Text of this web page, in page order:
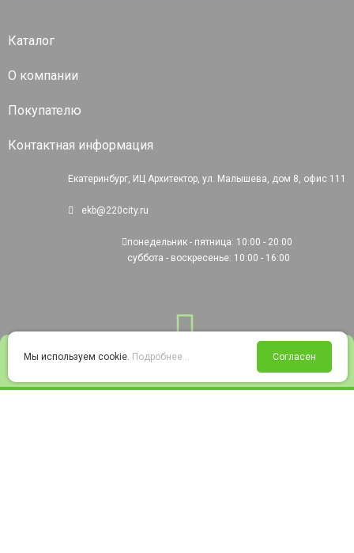
Войти Избранное Корзина
Каталог
О компании
Покупателю
Контактная информация
Екатеринбург, ИЦ Архитектор, ул. Малышева, дом 8, офис 111
ekb@220city.ru
понедельник - пятница: 10:00 - 20:00
суббота - воскресенье: 10:00 - 16:00
Мы используем cookie. Подробнее... Согласен